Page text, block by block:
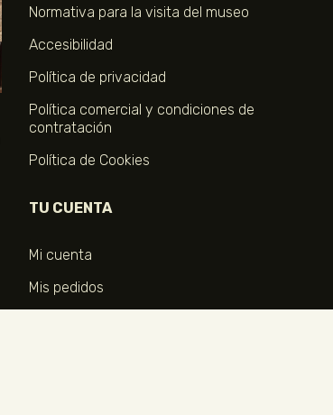
Normativa para la visita del museo
Accesibilidad
Política de privacidad
Política comercial y condiciones de
contratación
Política de Cookies
TU CUENTA
Mi cuenta
Mis pedidos